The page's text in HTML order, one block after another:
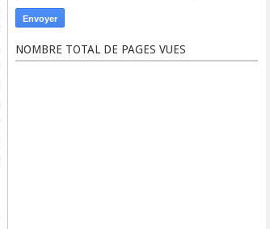
NOMBRE TOTAL DE PAGES VUES